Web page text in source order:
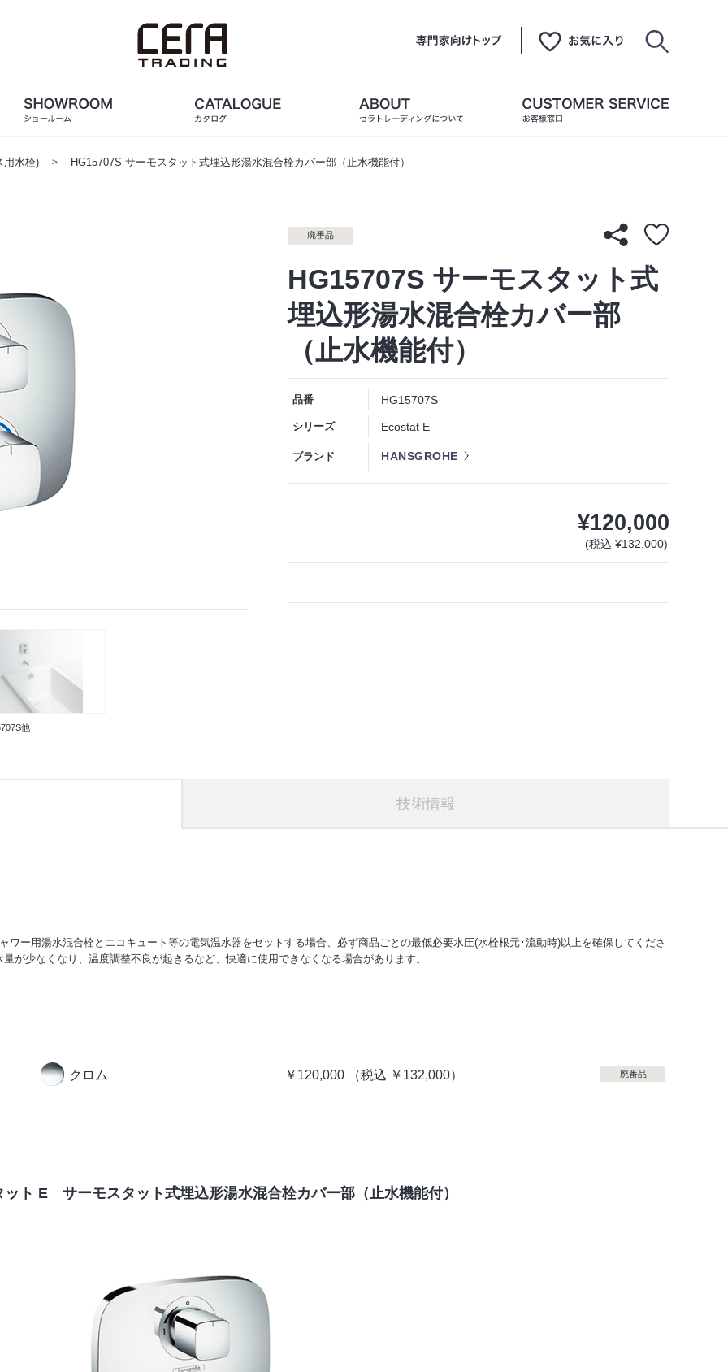
用水栓) HG15707S サーモスタット式埋込形湯水混合栓カバー部（止水機能付）
他
廃番品
HG15707S サーモスタット式
埋込形湯水混合栓カバー部
（止水機能付）
品番 HG15707S
シリーズ Ecostat E
ブランド HANSGROHE
¥120,000
(税込 ¥132,000)
技術情報
ワー用湯水混合栓とエコキュート等の電気温水器をセットする場合、必ず商品ごとの最低必要水圧(水栓根元･流動時)以上を確保してくださ
量が少なくなり、温度調整不良が起きるなど、快適に使用できなくなる場合があります。
クロム ￥120,000 （税込 ￥132,000） 廃番品
ット E サーモスタット式埋込形湯水混合栓カバー部（止水機能付）